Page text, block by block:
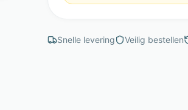
Snelle levering Veilig bestellen